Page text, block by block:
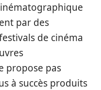
par des
de cinéma
propose pas
à succès produits